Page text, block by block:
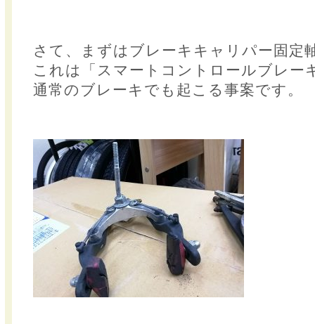
さて、まずはブレーキキャリパー固定
これは「スマートコントロールブレー
通常のブレーキでも起こる事案です。